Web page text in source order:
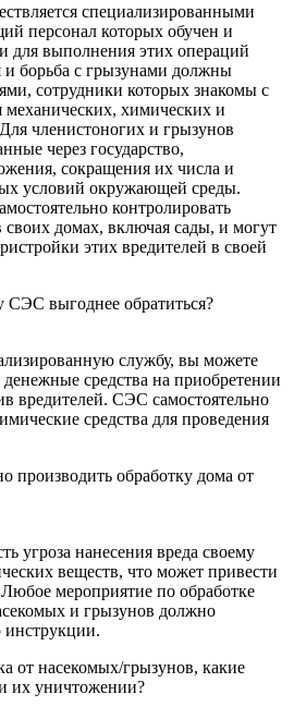
специализированными
персонал которых обучен и
для выполнения этих операций
и борьба с грызунами должны
сотрудники которых знакомы с
механических, химических и
членистоногих и грызунов
через государство,
сокращения их числа и
условий окружающей среды.
контролировать
своих домах, включая сады, и могут
этих вредителей в своей
выгоднее обратиться?
службу, вы можете
средства на приобретении
вредителей. СЭС самостоятельно
средства для проведения
производить обработку дома от
угроза нанесения вреда своему
веществ, что может привести
мероприятие по обработке
и грызунов должно
инструкции.
от насекомых/грызунов, какие
их уничтожении?